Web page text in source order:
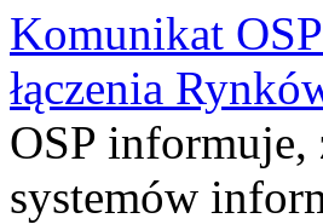
Komunikat
łączenia
OSP informuje,
systemów